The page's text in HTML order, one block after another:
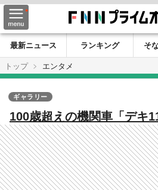
最新ニュース ランキング そ
トップ
エンタメ
100歳超えの機関車「デキ
で活躍 凍てつく深夜、福
る鉄道マンに密着
ギャラリー